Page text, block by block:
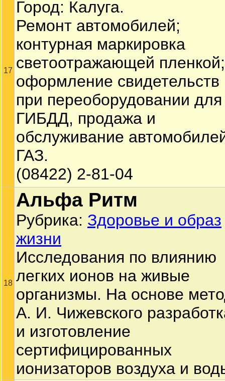
17
Город: Калуга.
Ремонт автомобилей;
контурная маркировка
светоотражающей пленкой;
оформление свидетельств
при переоборудовании для
ГИБДД, продажа и
обслуживание
ГАЗ.
(08422) 2-81-04
18
Альфа Ритм
Рубрика: Здоровье и образ
жизни
Исследования по влиянию
легких ионов на живые
организмы. На основе
А. И. Чижевского
и изготовление
сертифицированных
ионизаторов воздуха и